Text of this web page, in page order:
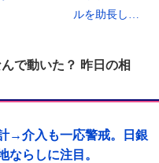
ルを助長し…
で動いた？ 昨日の相
→介入も一応警戒。日銀
ならしに注目。